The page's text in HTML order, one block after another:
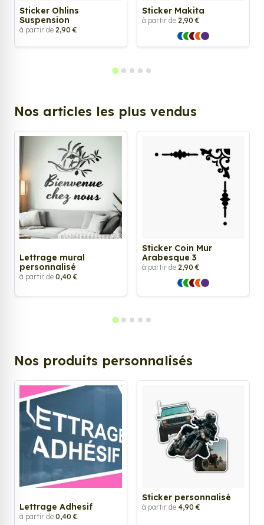
Sticker Ohlins
Suspension
à partir de 2,90 €
Sticker Makita
à partir de 2,90 €
Nos articles les plus vendus
Lettrage mural
personnalisé
à partir de 0,40 €
Sticker Coin Mur
Arabesque 3
à partir de 2,90 €
Nos produits personnalisés
Lettrage Adhesif
à partir de 0,40 €
Sticker personnalisé
à partir de 4,90 €